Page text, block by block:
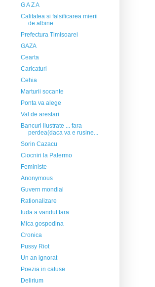
G A Z A
Calitatea si falsificarea mierii
de albine
Prefectura Timisoarei
GAZA
Cearta
Caricaturi
Cehia
Marturii socante
Ponta va alege
Val de arestari
Bancuri ilustrate ... fara
perdea(daca va e rusine...
Sorin Cazacu
Ciocniri la Palermo
Feministe
Anonymous
Guvern mondial
Rationalizare
Iuda a vandut tara
Mica gospodina
Cronica
Pussy Riot
Un an ignorat
Poezia in catuse
Delirium